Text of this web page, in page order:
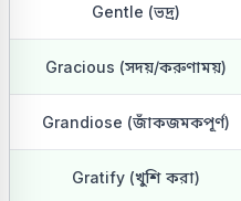
Gentle (ভদ্র)
Gracious (সদয়/করুণাময়)
Grandiose (জাঁকজমকপূর্ণ)
Gratify (খুশি করা)